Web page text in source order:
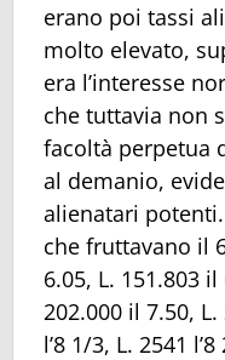
erano poi tassi
molto elevato,
era l’interesse
che tuttavia non
facoltà perpetua
al demanio,
alienatari
che fruttavano il
6.05, L. 151.803
202.000 il 7.50, L.
l’8 1/3, L. 2541